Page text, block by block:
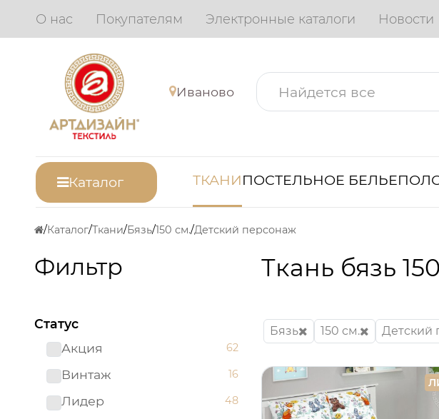
О нас Покупателям Электронные каталоги Новости
Иваново
Каталог ТКАНИПОСТЕЛЬНОЕ БЕЛЬЕ
Каталог Ткани Бязь 150 см. Детский персонаж
Фильтр
Статус
Акция
62
Винтаж 16
Лидер 48
Ткань бязь
Бязь 150 см. Детский